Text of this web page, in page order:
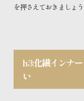
を押さえておきましょう
h3:化繊インナ
い